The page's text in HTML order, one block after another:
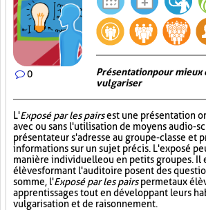
0
Présentation pour
vulgariser
L'Exposé par les pairsest une présentation
avec ou sans l'utilisation de moyens audio-
présentateur s'adresse au groupe-classe et
informations sur un sujet précis. L'exposé
manière individuelle ou en petits groupes. Il
élèves formant l'auditoire posent des
somme, l'Exposé par les pairspermet aux
apprentissages tout en développant leurs
vulgarisation et de raisonnement.